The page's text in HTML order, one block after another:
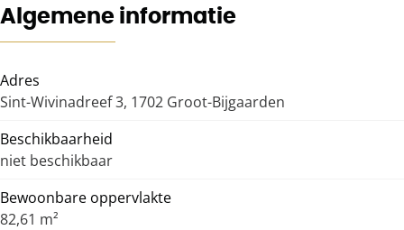
Algemene informatie
Adres
Sint-Wivinadreef 3, 1702 Groot-Bijgaarden
Beschikbaarheid
niet beschikbaar
Bewoonbare oppervlakte
82,61 m²